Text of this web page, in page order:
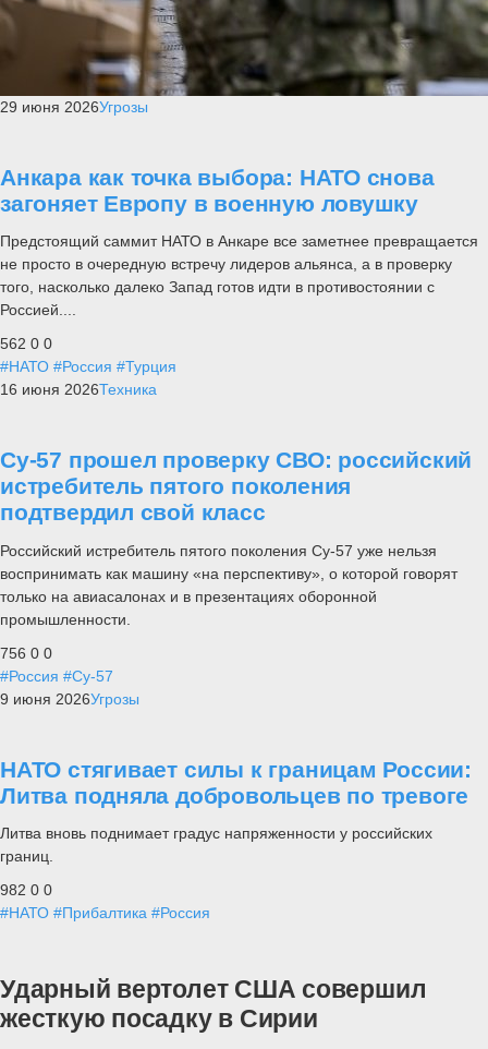
29 июня 2026Угрозы
Анкара как точка выбора: НАТО снова
загоняет Европу в военную ловушку
Предстоящий саммит НАТО в Анкаре все заметнее превращается
не просто в очередную встречу лидеров альянса, а в проверку
того, насколько далеко Запад готов идти в противостоянии с
Россией....
562 0 0
#НАТО #Россия #Турция
16 июня 2026Техника
Су-57 прошел проверку СВО: российский
истребитель пятого поколения
подтвердил свой класс
Российский истребитель пятого поколения Су-57 уже нельзя
воспринимать как машину «на перспективу», о которой говорят
только на авиасалонах и в презентациях оборонной
промышленности.
756 0 0
#Россия #Су-57
9 июня 2026Угрозы
НАТО стягивает силы к границам России:
Литва подняла добровольцев по тревоге
Литва вновь поднимает градус напряженности у российских
границ.
982 0 0
#НАТО #Прибалтика #Россия
Ударный вертолет США совершил
жесткую посадку в Сирии